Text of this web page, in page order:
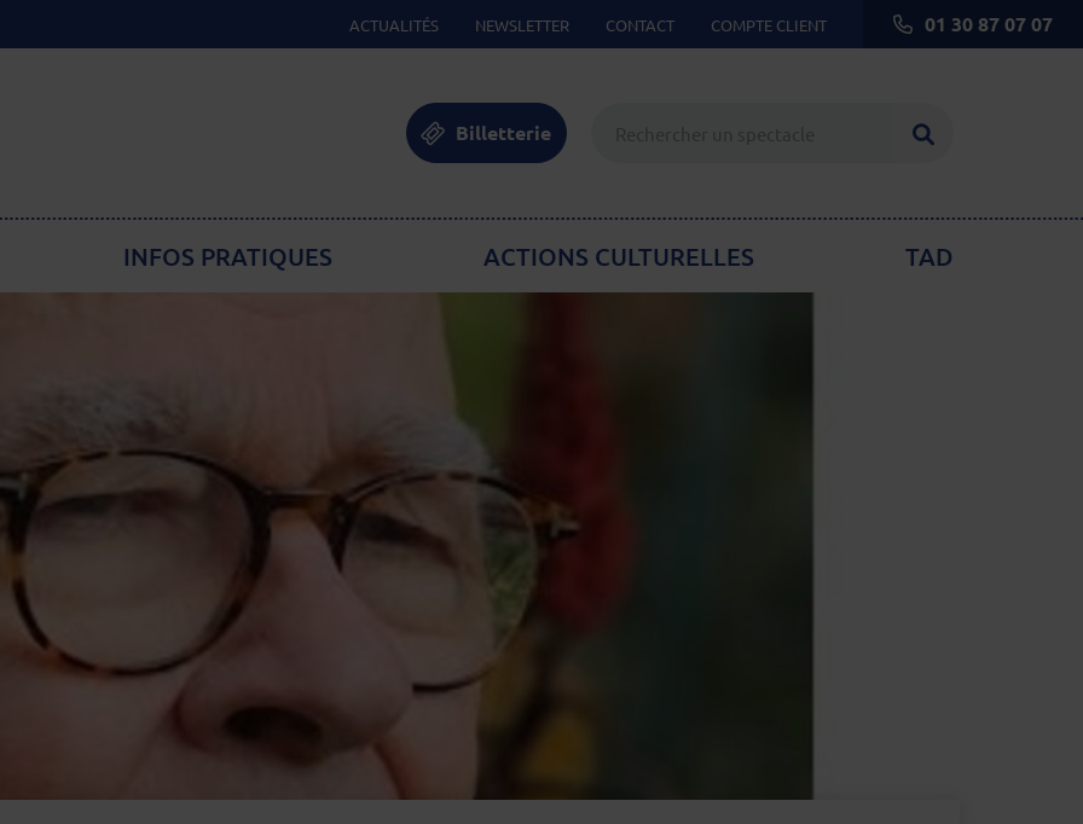
ACTUALITÉS NEWSLETTER CONTACT COMPTE CLIENT 01 30 87 07 07
Billetterie
INFOS PRATIQUES ACTIONS CULTURELLES TAD